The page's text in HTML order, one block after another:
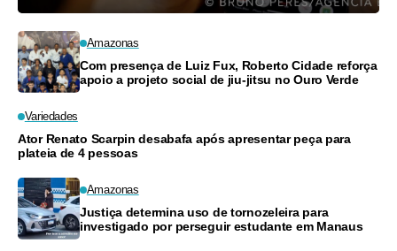
Amazonas
Com presença de Luiz Fux, Roberto Cidade reforça
apoio a projeto social de jiu-jitsu no Ouro Verde
Variedades
Ator Renato Scarpin desabafa após apresentar peça para
plateia de 4 pessoas
Amazonas
Justiça determina uso de tornozeleira para
investigado por perseguir estudante em Manaus